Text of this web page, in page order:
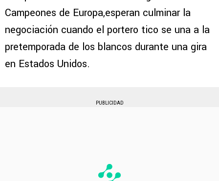
Campeones de Europa,esperan culminar la
negociación cuando el portero tico se una a la
pretemporada de los blancos durante una gira
en Estados Unidos.
PUBLICIDAD